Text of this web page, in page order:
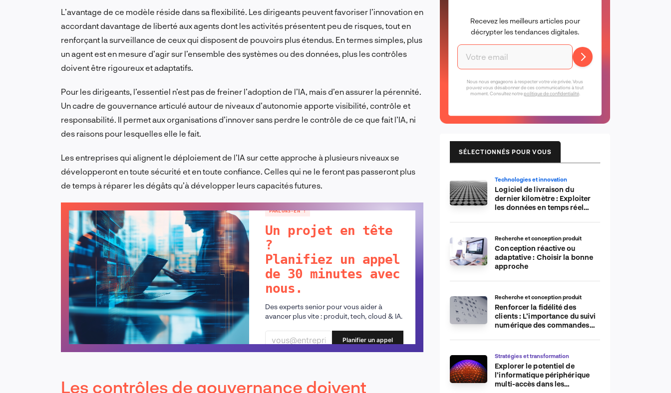
L’avantage de ce modèle réside dans sa flexibilité. Les dirigeants peuvent favoriser l’innovation en
accordant davantage de liberté aux agents dont les activités présentent peu de risques, tout en
renforçant la surveillance de ceux qui disposent de pouvoirs plus étendus. En termes simples, plus
un agent est en mesure d’agir sur l’ensemble des systèmes ou des données, plus les contrôles
doivent être rigoureux et adaptatifs.
Pour les dirigeants, l’essentiel n’est pas de freiner l’adoption de l’IA, mais d’en assurer la pérennité.
Un cadre de gouvernance articulé autour de niveaux d’autonomie apporte visibilité, contrôle et
responsabilité. Il permet aux organisations d’innover sans perdre le contrôle de ce que fait l’IA, ni
des raisons pour lesquelles elle le fait.
Les entreprises qui alignent le déploiement de l’IA sur cette approche à plusieurs niveaux se
développeront en toute sécurité et en toute confiance. Celles qui ne le feront pas passeront plus
de temps à réparer les dégâts qu’à développer leurs capacités futures.
PARLONS-EN !
Un projet en tête
?
Planifiez un appel
de 30 minutes avec
nous.
Des experts senior pour vous aider à
avancer plus vite : produit, tech, cloud & IA.
Planifier un appel
Les contrôles de gouvernance doivent
Recevez les meilleurs articles pour
décrypter les tendances digitales.
Nous nous engageons à respecter votre vie privée. Vous
pouvez vous désabonner de ces communications à tout
moment. Consultez notrepolitique de confidentialité.
SÉLECTIONNÉS POUR VOUS
Technologies et innovation
Logiciel de livraison du
dernier kilomètre : Exploiter
les données en temps réel
Recherche et conception produit
Conception réactive ou
adaptative : Choisir la bonne
approche
Recherche et conception produit
Renforcer la fidélité des
clients : L’importance du suivi
numérique des commandes
commerce électronique
Stratégies et transformation
Explorer le potentiel de
l’informatique périphérique
multi-accès dans les